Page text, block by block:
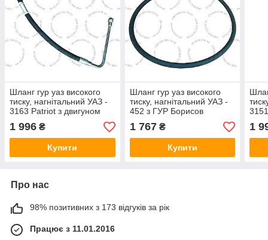
Шланг гур уаз високого
тиску, нагнітальний УАЗ -
3163 Patriot з двигуном
ЗМЗ-409 ЄВРО-4
1 996 ₴
Купити
Шланг гур уаз високого
тиску, нагнітальний УАЗ -
452 з ГУР Борисов
1 767₴
Купити
1
Про нас
98% позитивних з 173 відгуків за рік
Працює з 11.01.2016